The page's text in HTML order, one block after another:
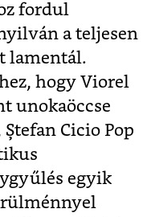
fordul
a teljesen
lamentál.
hogy Viorel
unokaöccse
Cicio Pop
egyik